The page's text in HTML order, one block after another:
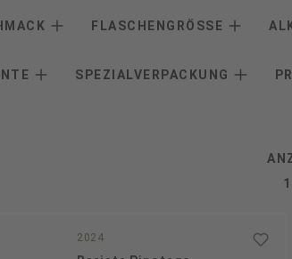
FLASCHENGRÖSSE
SPEZIALVERPACKUNG
2024